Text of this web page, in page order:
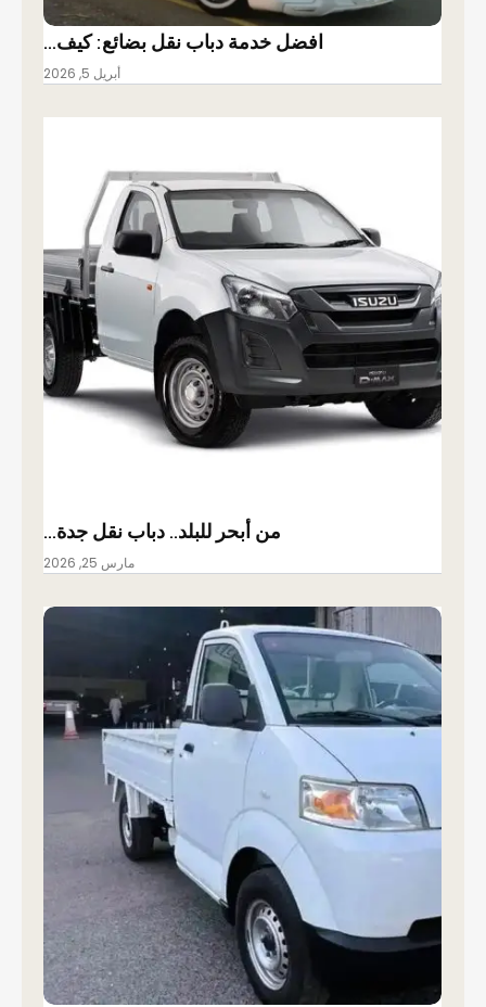
افضل خدمة دباب نقل بضائع: كيف…
أبريل 5, 2026
من أبحر للبلد.. دباب نقل جدة…
مارس 25, 2026